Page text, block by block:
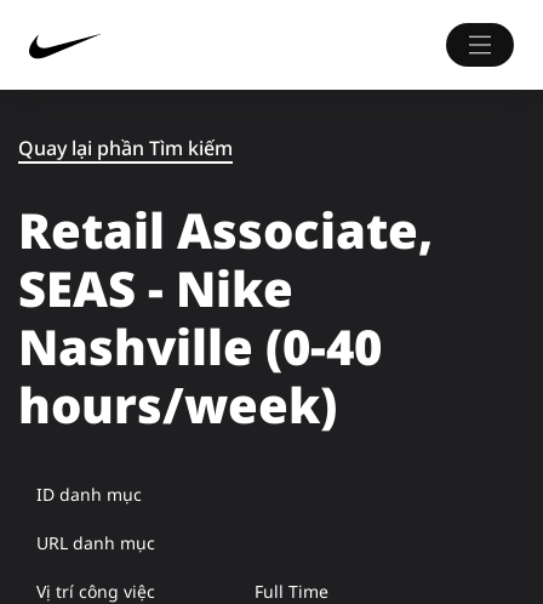
Quay lại phần Tìm kiếm
Retail Associate,
SEAS - Nike
Nashville (0-40
hours/week)
ID danh mục
URL danh mục
Vị trí công việc Full Time